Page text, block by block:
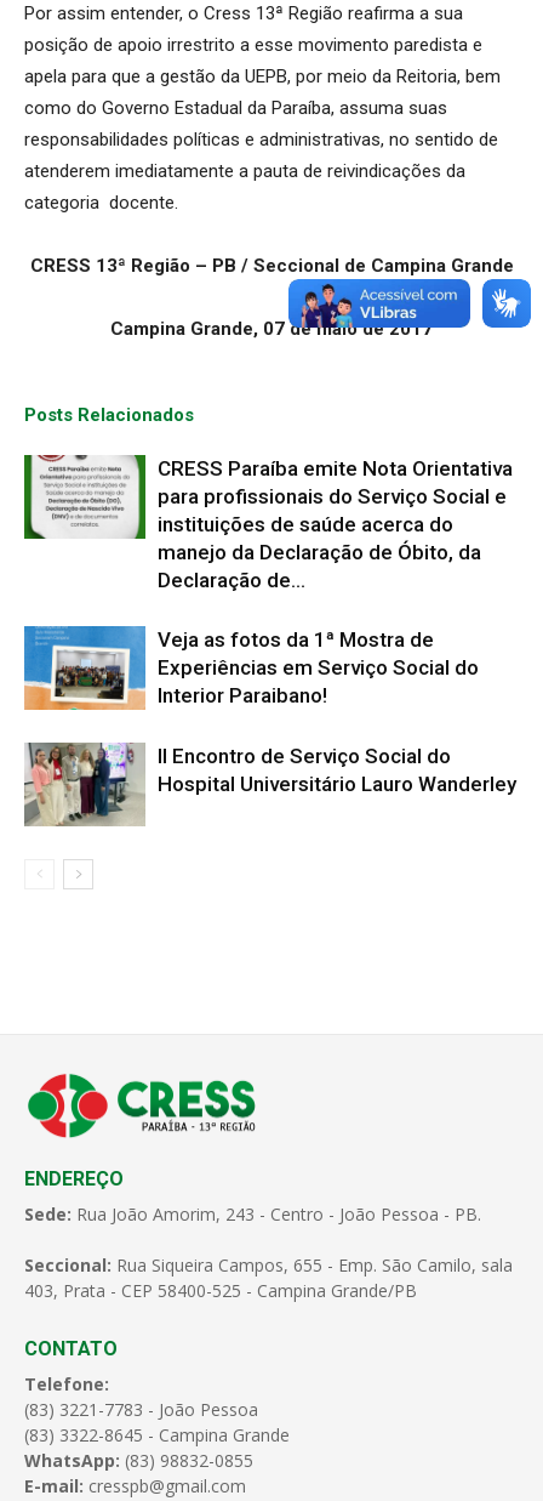
Por assim entender, o Cress 13ª Região reafirma a sua
posição de apoio irrestrito a esse movimento paredista e
apela para que a gestão da UEPB, por meio da Reitoria, bem
como do Governo Estadual da Paraíba, assuma suas
responsabilidades políticas e administrativas, no sentido de
atenderem imediatamente a pauta de reivindicações da
categoria docente.
CRESS 13ª Região – PB / Seccional de Campina Grande
Campina Grande, 07 de maio de 2017
Posts Relacionados
CRESS Paraíba emite Nota Orientativa
para profissionais do Serviço Social e
instituições de saúde acerca do
manejo da Declaração de Óbito, da
Declaração de...
Veja as fotos da 1ª Mostra de
Experiências em Serviço Social do
Interior Paraibano!
II Encontro de Serviço Social do
Hospital Universitário Lauro Wanderley
ENDEREÇO
Sede: Rua João Amorim, 243 - Centro - João Pessoa - PB.
Seccional: Rua Siqueira Campos, 655 - Emp. São Camilo, sala
403, Prata - CEP 58400-525 - Campina Grande/PB
CONTATO
Telefone:
(83) 3221-7783 - João Pessoa
(83) 3322-8645 - Campina Grande
WhatsApp: (83) 98832-0855
E-mail: cresspb@gmail.com